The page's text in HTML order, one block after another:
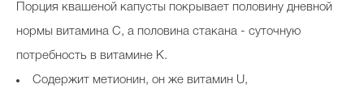
Порция квашеной капусты покрывает половину дневной
нормы витамина С, а половина стакана - суточную
потребность в витамине К.
Содержит метионин, он же витамин U,